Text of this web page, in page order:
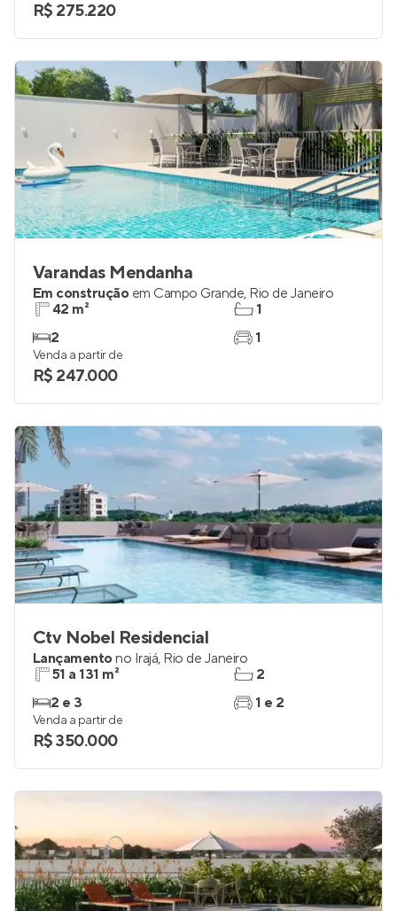
R$ 275.220
Varandas Mendanha
Em construção em Campo Grande, Rio de Janeiro
42 m²
2
1
1
Venda a partir de
R$ 247.000
Ctv Nobel Residencial
Lançamentono Irajá, Rio de Janeiro
51 a 131 m²
2 e 3
2
1 e 2
Venda a partir de
R$ 350.000